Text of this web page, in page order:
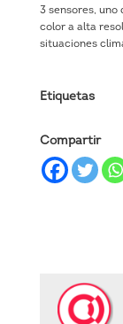
3 sensores, uno
color a alta
situaciones
Etiquetas
Compartir